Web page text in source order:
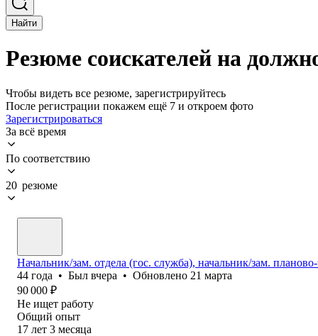
Найти
Резюме соискателей на
Чтобы видеть все резюме, зарегистрируйтесь
После регистрации покажем ещё 7 и откроем фото
Зарегистрироваться
За всё время
По соответствию
20 резюме
Начальник/зам. отдела (гос. служба), начальник/зам.
44 года • Был вчера • Обновлено 21 марта
90 000 ₽
Не ищет работу
Общий опыт
17 лет 3 месяца